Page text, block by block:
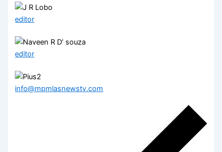
editor
editor
info@mpmlasnewstv.com